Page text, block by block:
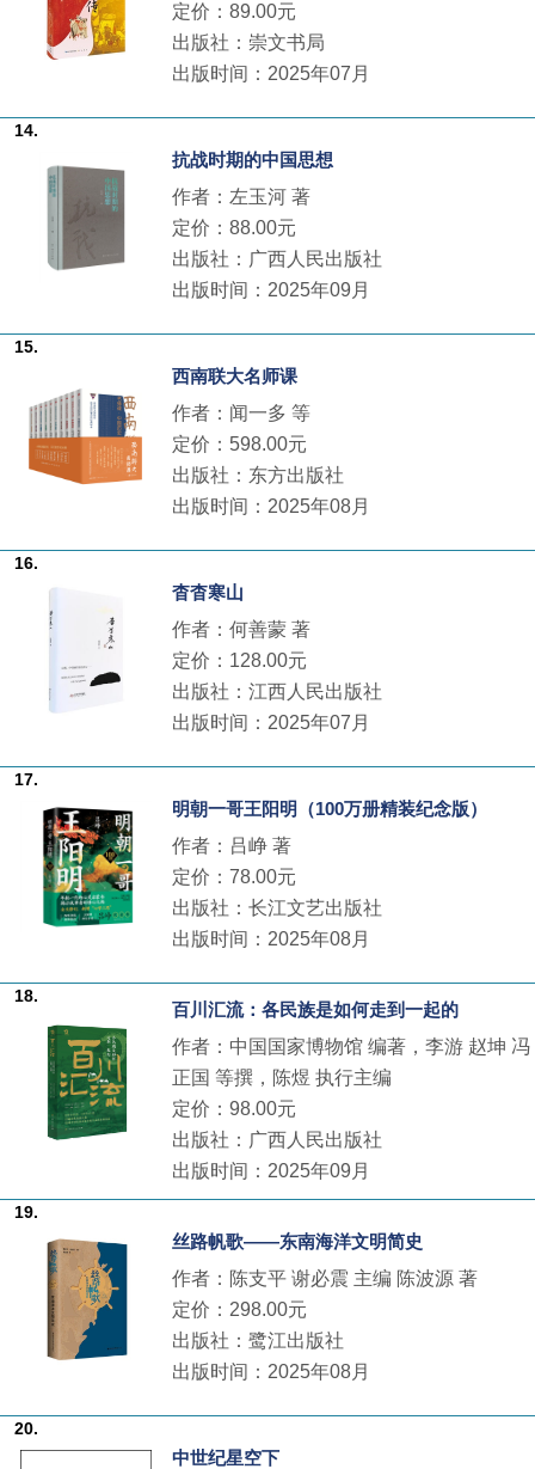
定价：89.00元
出版社：崇文书局
出版时间：2025年07月
14.
抗战时期的中国思想
作者：左玉河 著
定价：88.00元
出版社：广西人民出版社
出版时间：2025年09月
15.
西南联大名师课
作者：闻一多 等
定价：598.00元
出版社：东方出版社
出版时间：2025年08月
16.
杳杳寒山
作者：何善蒙 著
定价：128.00元
出版社：江西人民出版社
出版时间：2025年07月
17.
明朝一哥王阳明（100万册精装纪念版）
作者：吕峥 著
定价：78.00元
出版社：长江文艺出版社
出版时间：2025年08月
18.
百川汇流：各民族是如何走到一起的
作者：中国国家博物馆 编著，李游 赵坤 冯
正国 等撰，陈煜 执行主编
定价：98.00元
出版社：广西人民出版社
出版时间：2025年09月
19.
丝路帆歌——东南海洋文明简史
作者：陈支平 谢必震 主编 陈波源 著
定价：298.00元
出版社：鹭江出版社
出版时间：2025年08月
20.
中世纪星空下